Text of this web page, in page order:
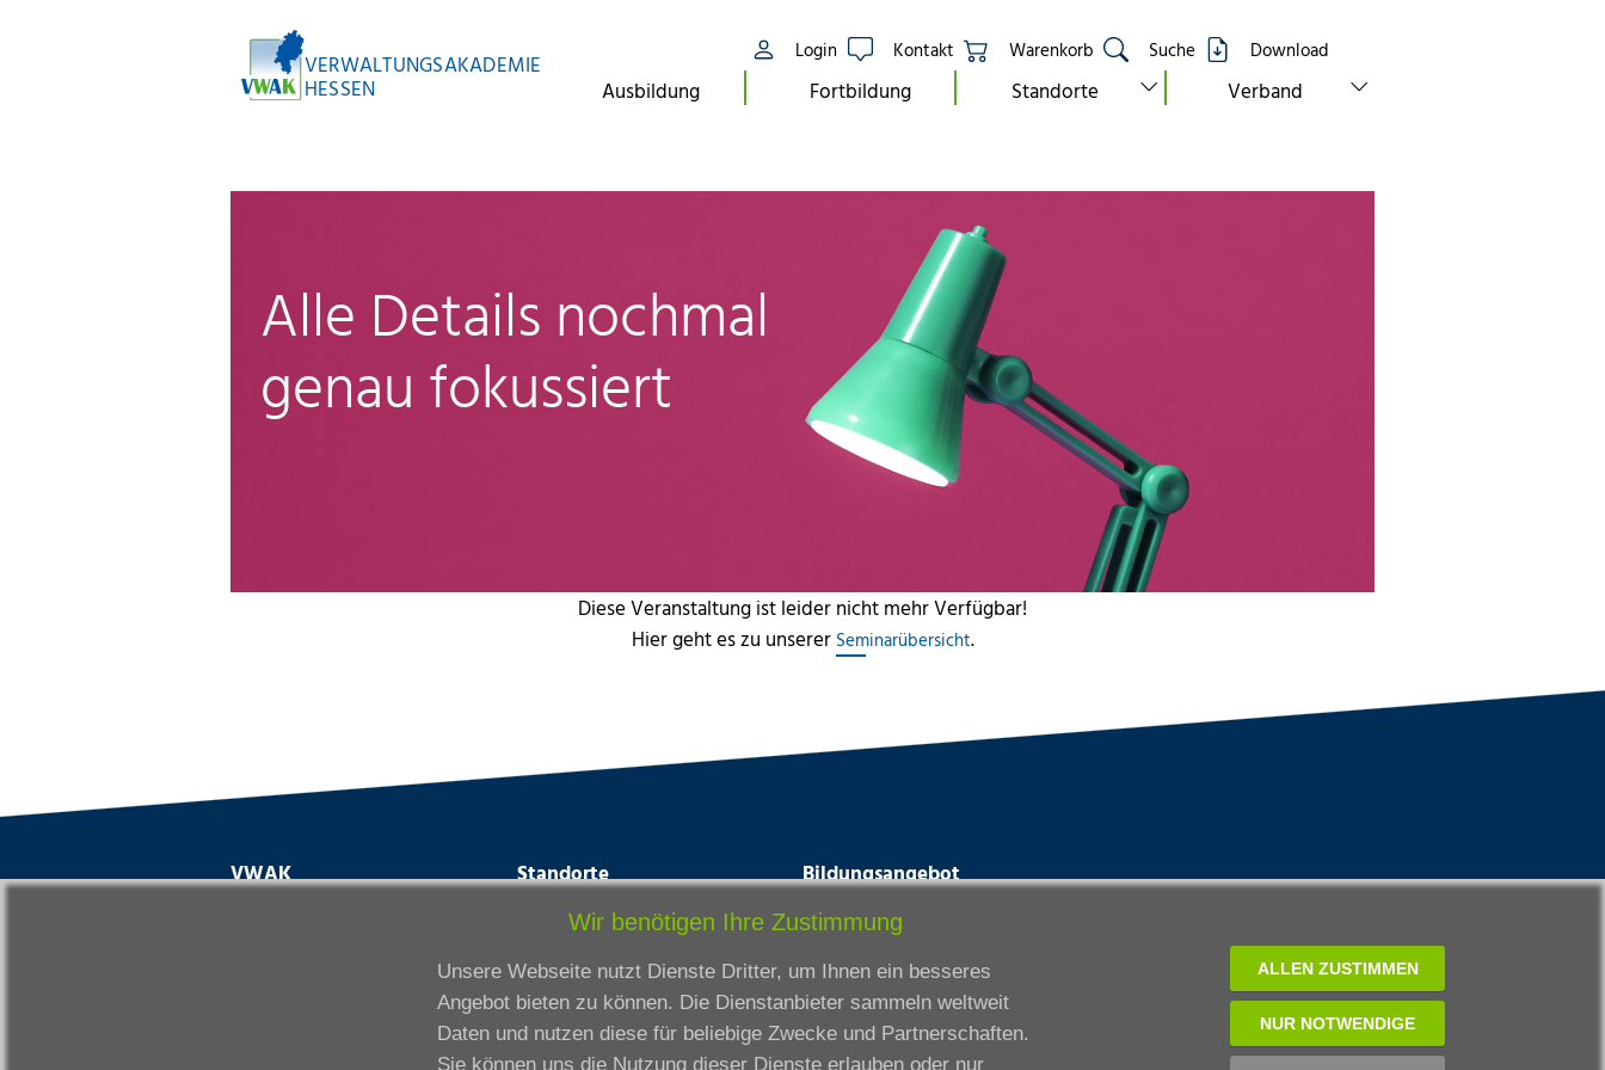
VERWALTUNGSAKADEMIE
HESSEN
Login Kontakt Warenkorb Suche Download
Ausbildung Fortbildung Standorte show submenu for “standorte”
Verband show submenu for “verband”
Alle Details nochmal
genau fokussiert
Diese Veranstaltung ist leider nicht mehr Verfügbar!
Hier geht es zu unserer Seminarübersicht.
VWAK Standorte
Darmstadt
Fulda
Gießen
Kassel
Bildungsangebot
Ausbildung
Fortbildung
Wir benötigen Ihre Zustimmung
Unsere Webseite nutzt Dienste Dritter, um Ihnen ein besseres
Angebot bieten zu können. Die Dienstanbieter sammeln weltweit
Daten und nutzen diese für beliebige Zwecke und Partnerschaften.
Sie können uns die Nutzung dieser Dienste erlauben oder nur
ALLEN ZUSTIMMEN
NUR NOTWENDIGE